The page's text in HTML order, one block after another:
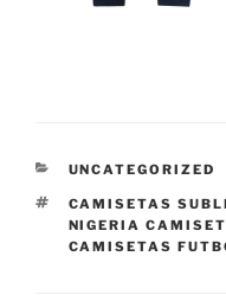
CATEGORÍAS
UNCATEGORIZED
ETIQUETAS
CAMISETAS
NIGERIA
CAMISETAS